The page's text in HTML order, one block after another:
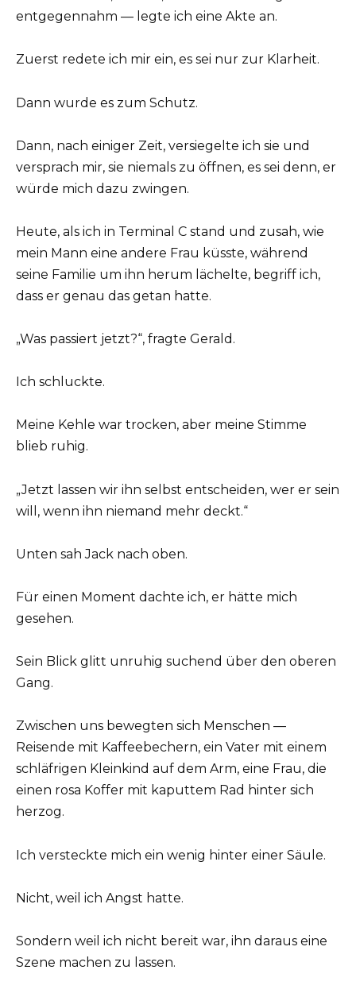
entgegennahm — legte ich eine Akte an.
Zuerst redete ich mir ein, es sei nur zur Klarheit.
Dann wurde es zum Schutz.
Dann, nach einiger Zeit, versiegelte ich sie und
versprach mir, sie niemals zu öffnen, es sei denn, er
würde mich dazu zwingen.
Heute, als ich in Terminal C stand und zusah, wie
mein Mann eine andere Frau küsste, während
seine Familie um ihn herum lächelte, begriff ich,
dass er genau das getan hatte.
„Was passiert jetzt?“, fragte Gerald.
Ich schluckte.
Meine Kehle war trocken, aber meine Stimme
blieb ruhig.
„Jetzt lassen wir ihn selbst entscheiden, wer er sein
will, wenn ihn niemand mehr deckt.“
Unten sah Jack nach oben.
Für einen Moment dachte ich, er hätte mich
gesehen.
Sein Blick glitt unruhig suchend über den oberen
Gang.
Zwischen uns bewegten sich Menschen —
Reisende mit Kaffeebechern, ein Vater mit einem
schläfrigen Kleinkind auf dem Arm, eine Frau, die
einen rosa Koffer mit kaputtem Rad hinter sich
herzog.
Ich versteckte mich ein wenig hinter einer Säule.
Nicht, weil ich Angst hatte.
Sondern weil ich nicht bereit war, ihn daraus eine
Szene machen zu lassen.